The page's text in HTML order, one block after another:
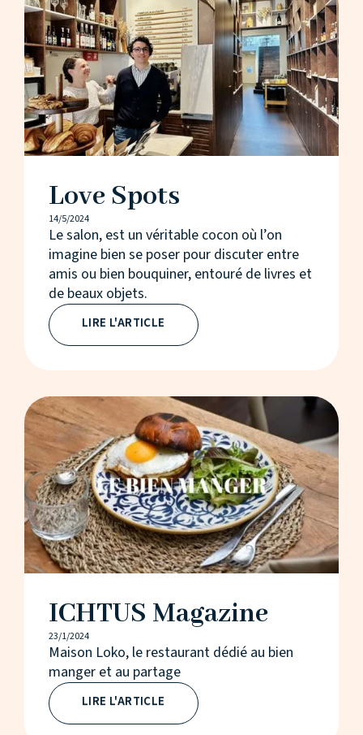
Love Spots
14/5/2024
Le salon, est un véritable cocon où l’on
imagine bien se poser pour discuter entre
amis ou bien bouquiner, entouré de livres et
de beaux objets.
LIRE L'ARTICLE
ICHTUS Magazine
23/1/2024
Maison Loko, le restaurant dédié au bien
manger et au partage
LIRE L'ARTICLE